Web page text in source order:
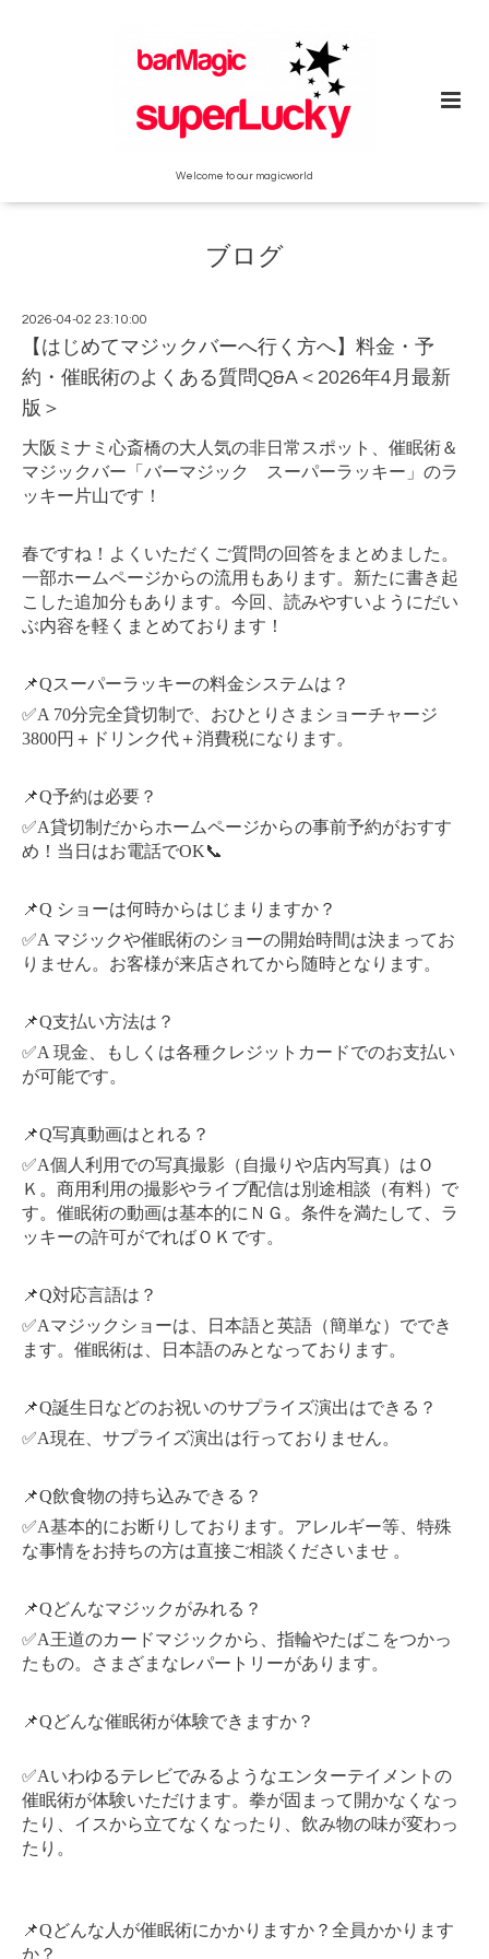
Welcome to our magicworld
ブログ
2026-04-02 23:10:00
【はじめてマジックバーへ行く方へ】料金・予
約・催眠術のよくある質問Q&A＜2026年4月最新
版＞
大阪ミナミ心斎橋の大人気の非日常スポット、催眠術＆
マジックバー「バーマジック スーパーラッキー」のラ
ッキー片山です！
春ですね！よくいただくご質問の回答をまとめました。
一部ホームページからの流用もあります。新たに書き起
こした追加分もあります。今回、読みやすいようにだい
ぶ内容を軽くまとめております！
📌Qスーパーラッキーの料金システムは？
✅A 70分完全貸切制で、おひとりさまショーチャージ
3800円＋ドリンク代＋消費税になります。
📌Q予約は必要？
✅A貸切制だからホームページからの事前予約がおすす
め！当日はお電話でOK📞
📌Q ショーは何時からはじまりますか？
✅A マジックや催眠術のショーの開始時間は決まってお
りません。お客様が来店されてから随時となります。
📌Q支払い方法は？
✅A 現金、もしくは各種クレジットカードでのお支払い
が可能です。
📌Q写真動画はとれる？
✅A個人利用での写真撮影（自撮りや店内写真）はＯ
Ｋ。商用利用の撮影やライブ配信は別途相談（有料）で
す。催眠術の動画は基本的にＮＧ。条件を満たして、ラ
ッキーの許可がでればＯＫです。
📌Q対応言語は？
✅Aマジックショーは、日本語と英語（簡単な）ででき
ます。催眠術は、日本語のみとなっております。
📌Q誕生日などのお祝いのサプライズ演出はできる？
✅A現在、サプライズ演出は行っておりません。
📌Q飲食物の持ち込みできる？
✅A基本的にお断りしております。アレルギー等、特殊
な事情をお持ちの方は直接ご相談くださいませ 。
📌Qどんなマジックがみれる？
✅A王道のカードマジックから、指輪やたばこをつかっ
たもの。さまざまなレパートリーがあります。
📌Qどんな催眠術が体験できますか？
✅Aいわゆるテレビでみるようなエンターテイメントの
催眠術が体験いただけます。拳が固まって開かなくなっ
たり、イスから立てなくなったり、飲み物の味が変わっ
たり。
📌Qどんな人が催眠術にかかりますか？全員かかります
か？